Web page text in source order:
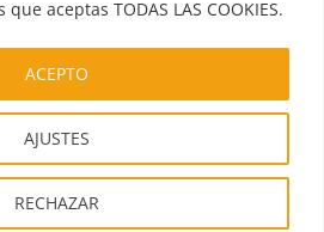
aceptas TODAS LAS COOKIES.
AJUSTES
RECHAZAR
ACEPTO
web -ilustran